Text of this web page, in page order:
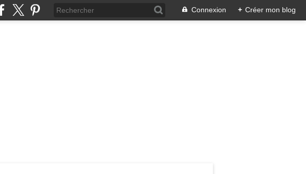
Connexion + Créer mon blog